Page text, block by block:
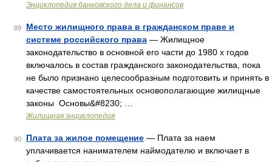
Энциклопедия банковского дела и финансов
89
Место жилищного права в гражданском праве и
системе российского права — Жилищное
законодательство в основной его части до 1980 х годов
включалось в состав гражданского законодательства, пока
не было признано целесообразным подготовить и принять в
качестве самостоятельных основополагающие жилищные
законы Основы&#8230; …
Жилищная энциклопедия
90 Плата за жилое помещение — Плата за наем
уплачивается нанимателем наймодателю и включает в